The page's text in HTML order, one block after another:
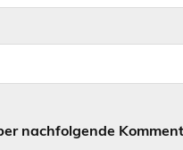
nachfolgende